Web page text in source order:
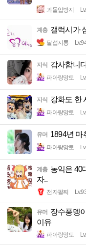
과몰입방지
계층 갤럭시가
달섭지롱
지식 감사합니
파아랑망토
지식 강화도 한
파아랑망토
유머 1894년 마
파아랑망토
계층 농익은 40
자..
전자팔찌
유머 장수풍뎅
이유
파아랑망토